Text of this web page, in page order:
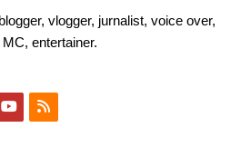
vlogger, jurnalist, voice over,
entertainer.